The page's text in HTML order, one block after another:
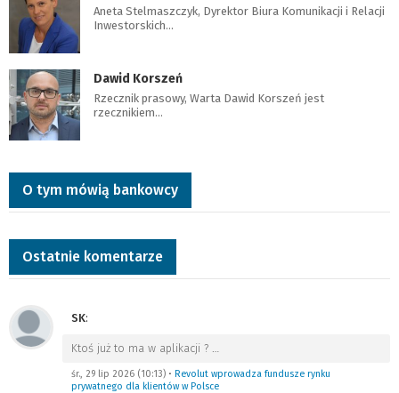
Aneta Stelmaszczyk, Dyrektor Biura Komunikacji i Relacji
Inwestorskich…
Dawid Korszeń
Rzecznik prasowy, Warta Dawid Korszeń jest
rzecznikiem…
O tym mówią bankowcy
Ostatnie komentarze
SK:
Ktoś już to ma w aplikacji ? …
śr., 29 lip 2026 (10:13) • Revolut wprowadza fundusze rynku
prywatnego dla klientów w Polsce